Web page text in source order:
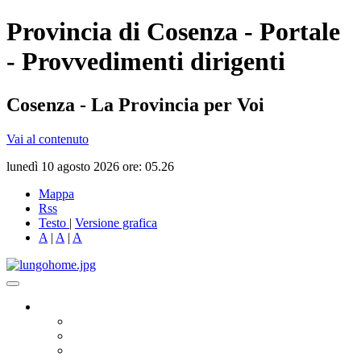
Provincia di Cosenza - Portale
- Provvedimenti dirigenti
Cosenza - La Provincia per Voi
Vai al contenuto
lunedì 10 agosto 2026 ore: 05.26
Mappa
Rss
Testo | Versione grafica
A | A | A